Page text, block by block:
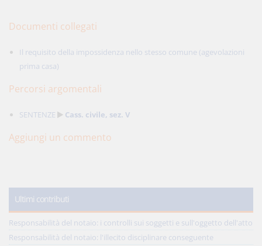
Documenti collegati
Il requisito della impossidenza nello stesso comune (agevolazioni
prima casa)
Percorsi argomentali
SENTENZE Cass. civile, sez. V
Aggiungi un commento
Ultimi contributi
Responsabilità del notaio: i controlli sui soggetti e sull'oggetto dell'atto
Responsabilità del notaio: l'illecito disciplinare conseguente